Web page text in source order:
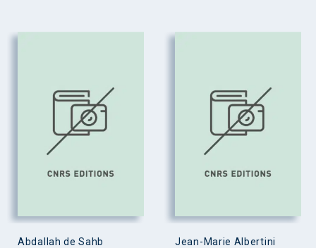
Abdallah de Sahb Jean-Marie Albertini